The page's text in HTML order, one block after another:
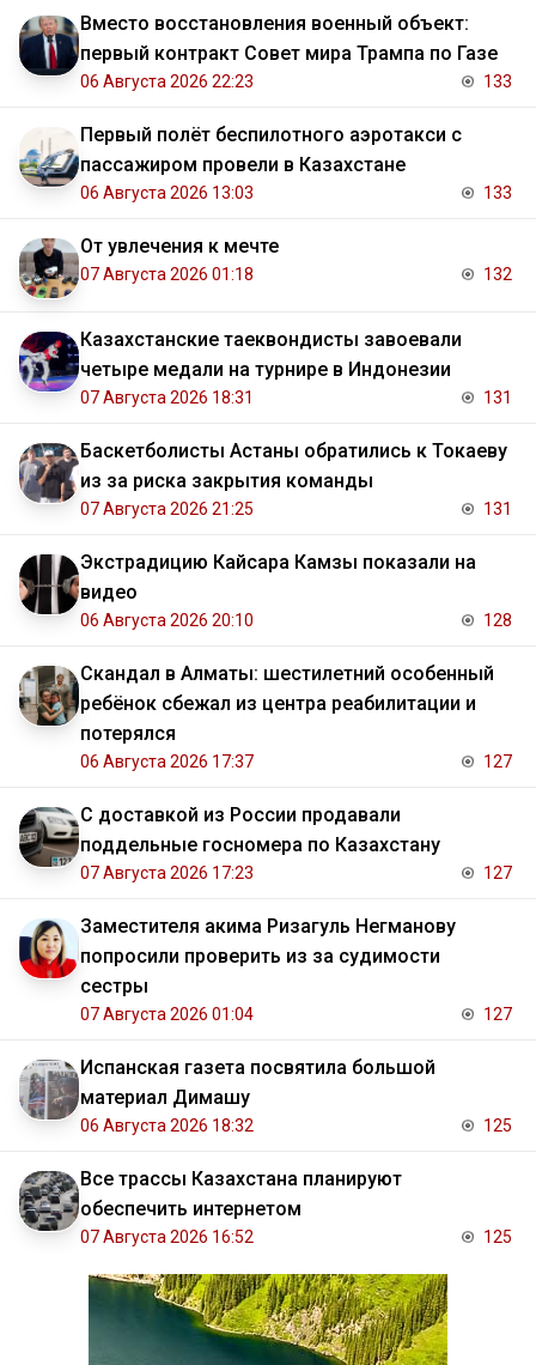
Вместо восстановления военный объект:
первый контракт Совет мира Трампа по Газе
06 Августа 2026 22:23 133
Первый полёт беспилотного аэротакси с
пассажиром провели в Казахстане
06 Августа 2026 13:03 133
От увлечения к мечте
07 Августа 2026 01:18 132
Казахстанские таеквондисты завоевали
четыре медали на турнире в Индонезии
07 Августа 2026 18:31 131
Баскетболисты Астаны обратились к Токаеву
из за риска закрытия команды
07 Августа 2026 21:25 131
Экстрадицию Кайсара Камзы показали на
видео
06 Августа 2026 20:10 128
Скандал в Алматы: шестилетний особенный
ребёнок сбежал из центра реабилитации и
потерялся
06 Августа 2026 17:37 127
С доставкой из России продавали
поддельные госномера по Казахстану
07 Августа 2026 17:23 127
Заместителя акима Ризагуль Негманову
попросили проверить из за судимости
сестры
07 Августа 2026 01:04 127
Испанская газета посвятила большой
материал Димашу
06 Августа 2026 18:32 125
Все трассы Казахстана планируют
обеспечить интернетом
07 Августа 2026 16:52 125